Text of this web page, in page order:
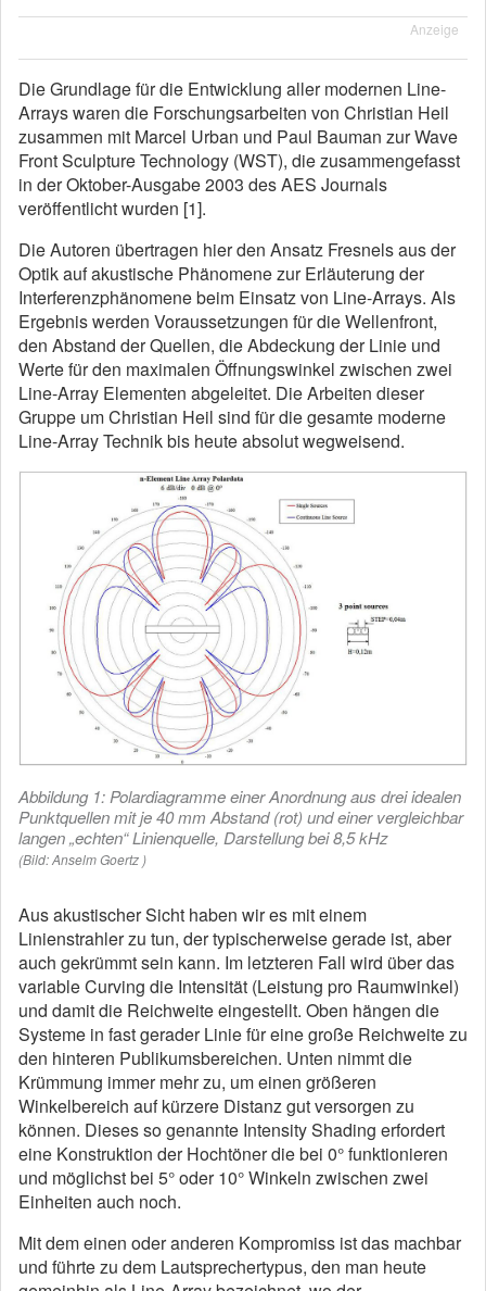
Anzeige
Die Grundlage für die Entwicklung aller modernen Line-
Arrays waren die Forschungsarbeiten von Christian Heil
zusammen mit Marcel Urban und Paul Bauman zur Wave
Front Sculpture Technology (WST), die zusammengefasst
in der Oktober-Ausgabe 2003 des AES Journals
veröffentlicht wurden [1].
Die Autoren übertragen hier den Ansatz Fresnels aus der
Optik auf akustische Phänomene zur Erläuterung der
Interferenzphänomene beim Einsatz von Line-Arrays. Als
Ergebnis werden Voraussetzungen für die Wellenfront,
den Abstand der Quellen, die Abdeckung der Linie und
Werte für den maximalen Öffnungswinkel zwischen zwei
Line-Array Elementen abgeleitet. Die Arbeiten dieser
Gruppe um Christian Heil sind für die gesamte moderne
Line-Array Technik bis heute absolut wegweisend.
Abbildung 1: Polardiagramme einer Anordnung aus drei idealen
Punktquellen mit je 40 mm Abstand (rot) und einer vergleichbar
langen „echten“ Linienquelle, Darstellung bei 8,5 kHz
(Bild: Anselm Goertz )
Aus akustischer Sicht haben wir es mit einem
Linienstrahler zu tun, der typischerweise gerade ist, aber
auch gekrümmt sein kann. Im letzteren Fall wird über das
variable Curving die Intensität (Leistung pro Raumwinkel)
und damit die Reichweite eingestellt. Oben hängen die
Systeme in fast gerader Linie für eine große Reichweite zu
den hinteren Publikumsbereichen. Unten nimmt die
Krümmung immer mehr zu, um einen größeren
Winkelbereich auf kürzere Distanz gut versorgen zu
können. Dieses so genannte Intensity Shading erfordert
eine Konstruktion der Hochtöner die bei 0° funktionieren
und möglichst bei 5° oder 10° Winkeln zwischen zwei
Einheiten auch noch.
Mit dem einen oder anderen Kompromiss ist das machbar
und führte zu dem Lautsprechertypus, den man heute